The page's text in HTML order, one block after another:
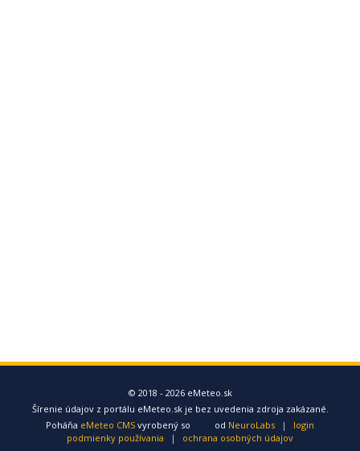
© 2018 - 2026 eMeteo.sk
Šírenie údajov z portálu eMeteo.sk je bez uvedenia zdroja zakázané.
Poháňa eMeteo CMS vyrobený so od NeuroLabs |
login
podmienky používania
| ochrana osobných údajov